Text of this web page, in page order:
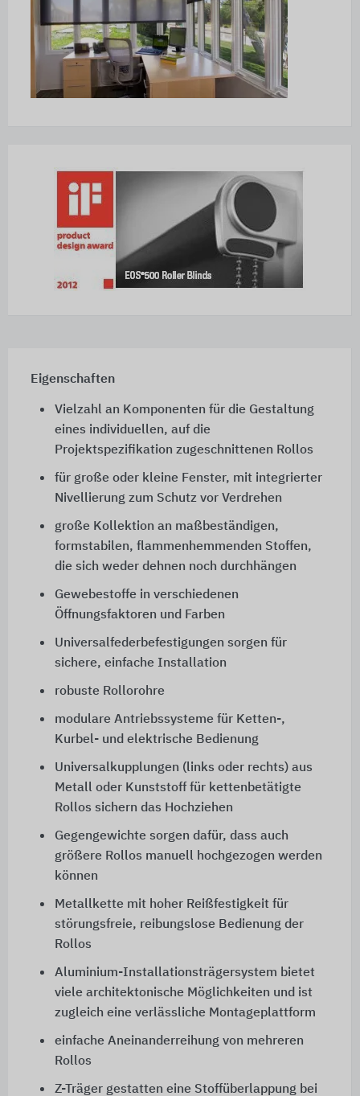
Eigenschaften
Vielzahl an Komponenten für die Gestaltung
eines individuellen, auf die
Projektspezifikation zugeschnittenen Rollos
für große oder kleine Fenster, mit integrierter
Nivellierung zum Schutz vor Verdrehen
große Kollektion an maßbeständigen,
formstabilen, flammenhemmenden Stoffen,
die sich weder dehnen noch durchhängen
Gewebestoffe in verschiedenen
Öffnungsfaktoren und Farben
Universalfederbefestigungen sorgen für
sichere, einfache Installation
robuste Rollorohre
modulare Antriebssysteme für Ketten-,
Kurbel- und elektrische Bedienung
Universalkupplungen (links oder rechts) aus
Metall oder Kunststoff für kettenbetätigte
Rollos sichern das Hochziehen
Gegengewichte sorgen dafür, dass auch
größere Rollos manuell hochgezogen werden
können
Metallkette mit hoher Reißfestigkeit für
störungsfreie, reibungslose Bedienung der
Rollos
Aluminium-Installationsträgersystem bietet
viele architektonische Möglichkeiten und ist
zugleich eine verlässliche Montageplattform
einfache Aneinanderreihung von mehreren
Rollos
Z-Träger gestatten eine Stoffüberlappung bei